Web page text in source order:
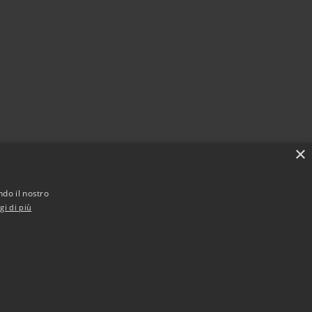
• Powered by
×
il nostro
di più